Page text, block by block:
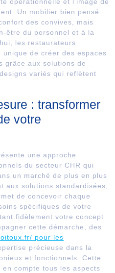
opérationnelle et l’image de
Un mobilier bien pensé
des convives, mais
être du personnel et à la
les restaurateurs
unique de créer des espaces
grâce aux solutions de
variés qui reflètent
: transformer
votre
une approche
du secteur CHR qui
un marché de plus en plus
aux solutions standardisées,
de concevoir chaque
spécifiques de votre
fidèlement votre concept
cette démarche, des
pour les
précieuse dans la
et fonctionnels. Cette
compte tous les aspects